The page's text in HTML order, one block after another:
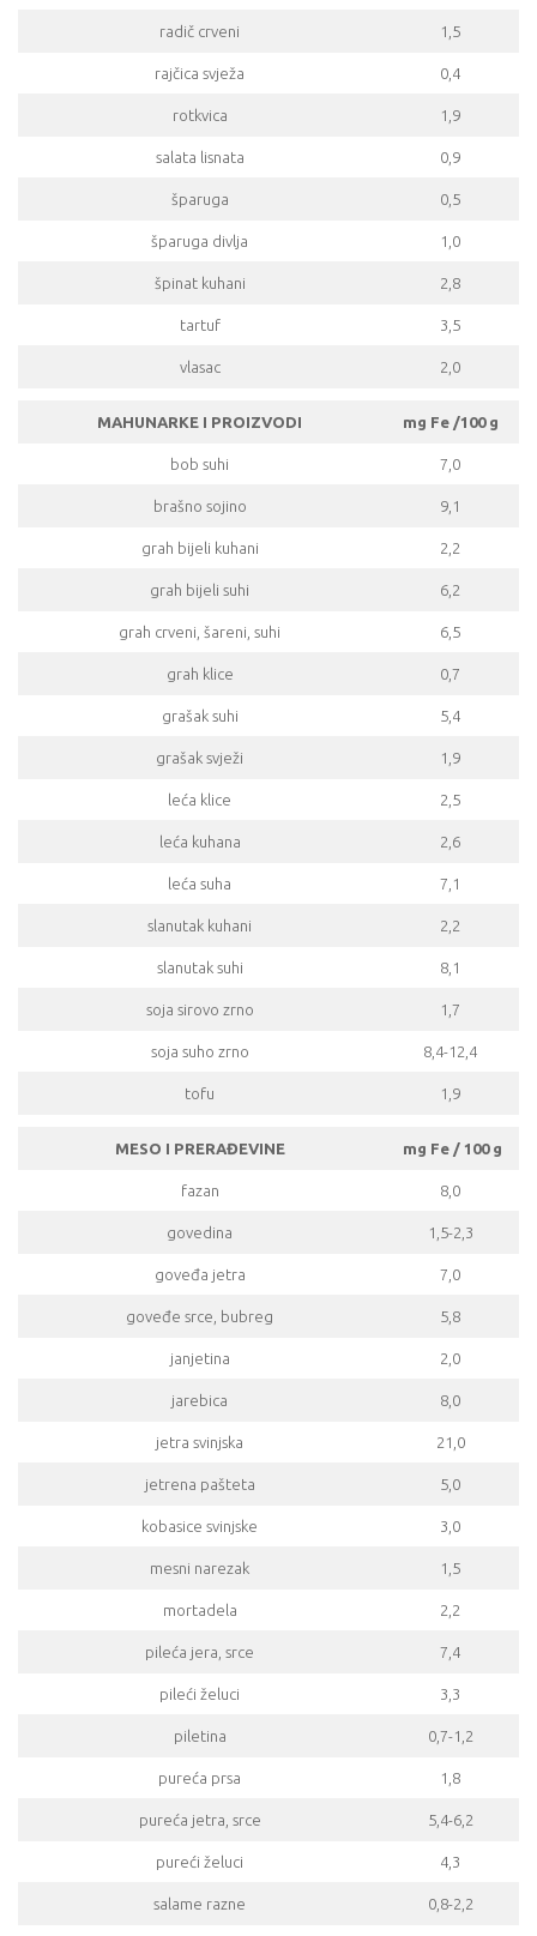
radič crveni 1,5
rajčica svježa 0,4
rotkvica 1,9
salata lisnata 0,9
šparuga 0,5
šparuga divlja 1,0
špinat kuhani 2,8
tartuf 3,5
vlasac 2,0
MAHUNARKE I PROIZVODI mg Fe /100 g
bob suhi 7,0
brašno sojino 9,1
grah bijeli kuhani 2,2
grah bijeli suhi 6,2
grah crveni, šareni, suhi 6,5
grah klice 0,7
grašak suhi 5,4
grašak svježi 1,9
leća klice 2,5
leća kuhana 2,6
leća suha 7,1
slanutak kuhani 2,2
slanutak suhi 8,1
soja sirovo zrno 1,7
soja suho zrno 8,4-12,4
tofu 1,9
MESO I PRERAĐEVINE mg Fe / 100 g
fazan 8,0
govedina 1,5-2,3
goveđa jetra 7,0
goveđe srce, bubreg 5,8
janjetina 2,0
jarebica 8,0
jetra svinjska 21,0
jetrena pašteta 5,0
kobasice svinjske 3,0
mesni narezak 1,5
mortadela 2,2
pileća jera, srce 7,4
pileći želuci 3,3
piletina 0,7-1,2
pureća prsa 1,8
pureća jetra, srce 5,4-6,2
pureći želuci 4,3
salame razne 0,8-2,2